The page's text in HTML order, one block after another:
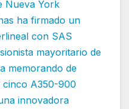
Nueva York
ha firmado un
con SAS
mayoritario de
memorando de
cinco A350-900
innovadora